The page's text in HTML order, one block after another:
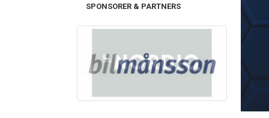
SPONSORER & PARTNERS